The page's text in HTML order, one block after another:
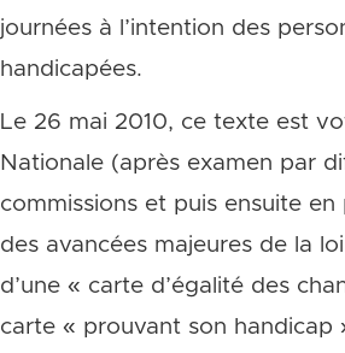
journées à l’intention des
handicapées.
Le 26 mai 2010, ce texte est
Nationale (après examen par
commissions et puis ensuite en
des avancées majeures de la
d’une « carte d’égalité des
carte « prouvant son handicap